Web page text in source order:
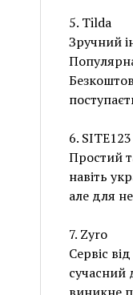
5. Tilda
Зручний
6. SITE123
Простий
навіть
але для
7. Zyro
Сервіс
сучасний